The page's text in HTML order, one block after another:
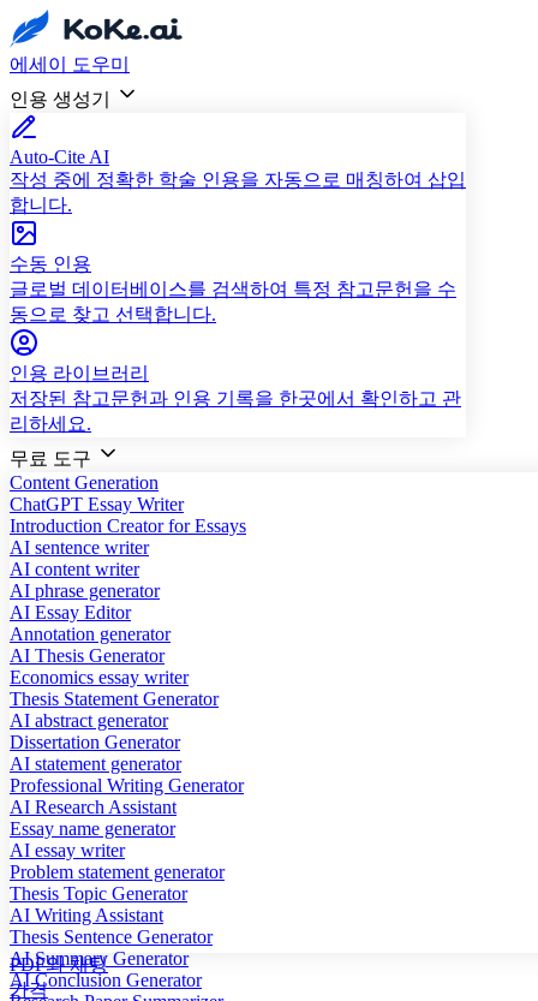
에세이 도우미
인용 생성기
Auto-Cite AI
작성 중에 정확한 학술 인용을 자동으로 매칭하여 삽입
합니다.
수동 인용
글로벌 데이터베이스를 검색하여 특정 참고문헌을 수
동으로 찾고 선택합니다.
인용 라이브러리
저장된 참고문헌과 인용 기록을 한곳에서 확인하고 관
리하세요.
무료 도구
Content Generation
ChatGPT Essay Writer
Introduction Creator for Essays
AI sentence writer
AI content writer
AI phrase generator
AI Essay Editor
Annotation generator
AI Thesis Generator
Economics essay writer
Thesis Statement Generator
AI abstract generator
Dissertation Generator
AI statement generator
Professional Writing Generator
AI Research Assistant
Essay name generator
AI essay writer
Problem statement generator
Thesis Topic Generator
AI Writing Assistant
Thesis Sentence Generator
AI Summary Generator
AI Conclusion Generator
PDF와 채팅
가격